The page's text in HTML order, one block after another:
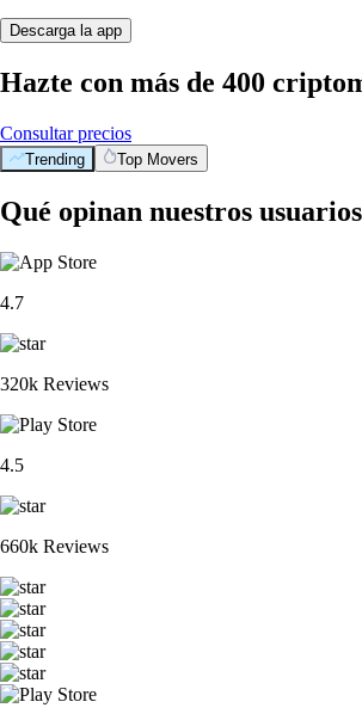
Descarga la app
Hazte con más de 400
Consultar precios
Trending Top Movers
Qué opinan nuestros usuarios
4.7
320k Reviews
4.5
660k Reviews